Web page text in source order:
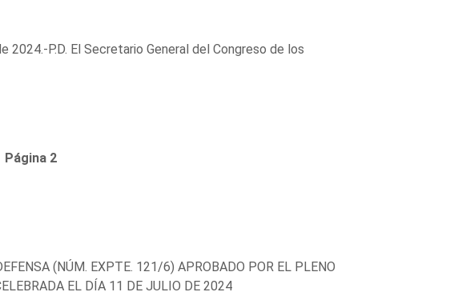
P.D. El Secretario General del Congreso de los
Página 2
(NÚM. EXPTE. 121/6) APROBADO POR EL PLENO
EL DÍA 11 DE JULIO DE 2024